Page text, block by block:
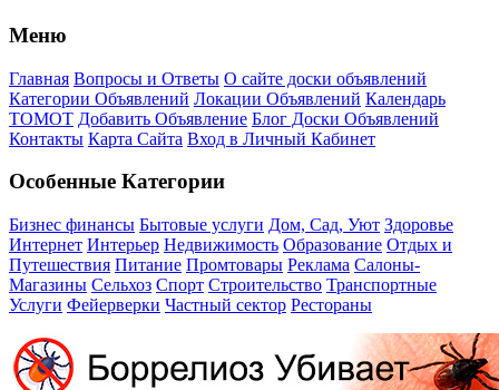
Меню
Главная Вопросы и Ответы О сайте доски объявлений
Категории Объявлений Локации Объявлений Календарь
ТОМОТ Добавить Объявление Блог Доски Объявлений
Контакты Карта Сайта Вход в Личный Кабинет
Особенные Категории
Бизнес финансы Бытовые услуги Дом, Сад, Уют Здоровье
Интернет Интерьер Недвижимость Образование Отдых и
Путешествия Питание Промтовары Реклама Салоны-
Магазины Сельхоз Спорт Строительство Транспортные
Услуги Фейерверки Частный сектор Рестораны